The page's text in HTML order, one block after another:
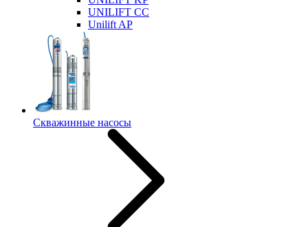
UNILIFT CC
Unilift AP
Скважинные насосы